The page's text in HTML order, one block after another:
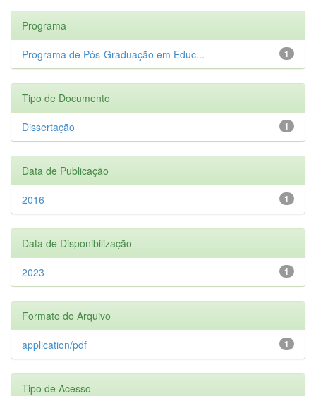
Programa
1
Programa de Pós-Graduação em Educ...
Tipo de Documento
1
Dissertação
Data de Publicação
1
2016
Data de Disponibilização
1
2023
Formato do Arquivo
1
application/pdf
Tipo de Acesso